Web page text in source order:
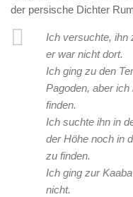
der persische Dichter
Ich versuchte, ihn
er war nicht dort.
Ich ging zu den
Pagoden, aber
finden.
Ich suchte ihn in
der Höhe noch in
zu finden.
Ich ging zur
nicht.